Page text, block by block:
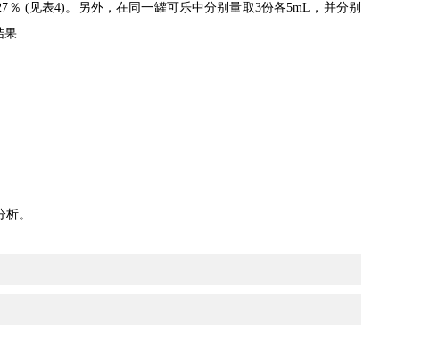
％ (见表4)。另外，在同一罐可乐中分别量取3份各5mL ，并分别
果
。